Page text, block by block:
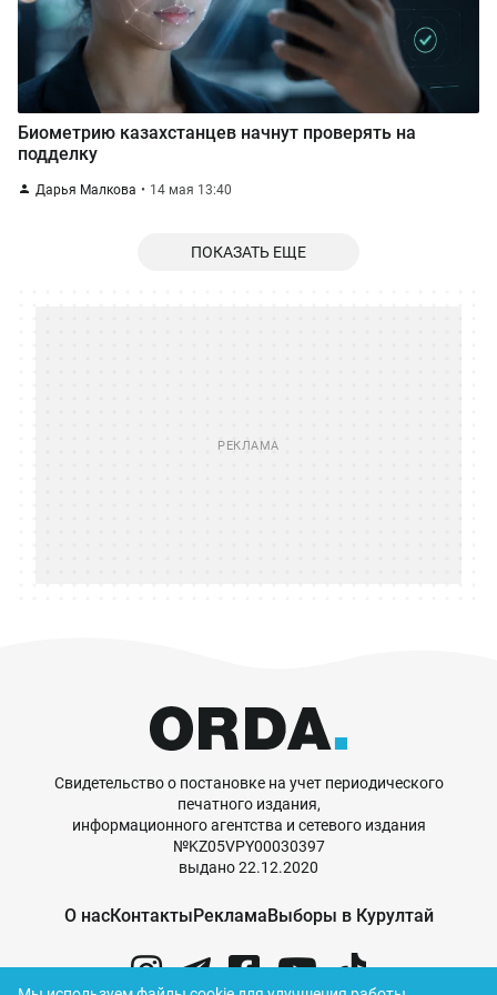
Биометрию казахстанцев начнут проверять на
подделку
Дарья Малкова 14 мая 13:40
ПОКАЗАТЬ ЕЩЕ
Свидетельство о постановке на учет периодического
печатного издания,
информационного агентства и сетевого издания
№KZ05VPY00030397
выдано 22.12.2020
О насКонтактыРекламаВыборы в Курултай